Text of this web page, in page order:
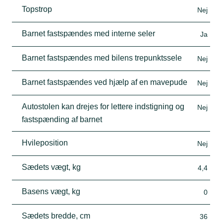
Topstrop Nej
Barnet fastspændes med interne seler Ja
Barnet fastspændes med bilens trepunktssele Nej
Barnet fastspændes ved hjælp af en mavepude Nej
Autostolen kan drejes for lettere indstigning og
fastspænding af barnet
Nej
Hvileposition Nej
Sædets vægt, kg 4,4
Basens vægt, kg 0
Sædets bredde, cm 36